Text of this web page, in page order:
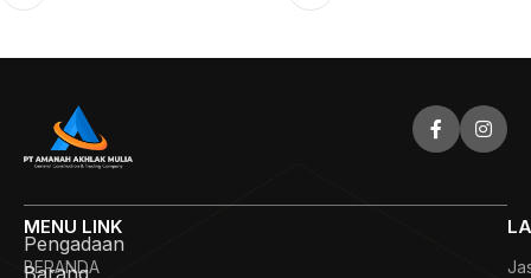
Pengadaan
Barang
MENU LINK
BERANDA